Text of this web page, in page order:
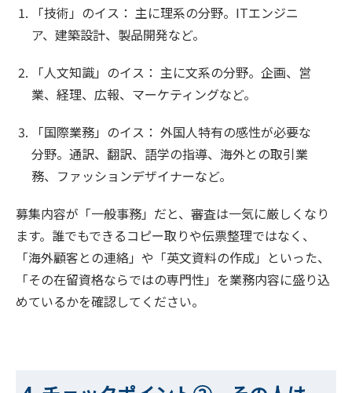
「技術」のイス： 主に理系の分野。ITエンジニ
ア、建築設計、製品開発など。
「人文知識」のイス： 主に文系の分野。企画、営
業、経理、広報、マーケティングなど。
「国際業務」のイス： 外国人特有の感性が必要な
分野。通訳、翻訳、語学の指導、海外との取引業
務、ファッションデザイナーなど。
募集内容が「一般事務」だと、審査は一気に厳しくなり
ます。誰でもできるコピー取りや伝票整理ではなく、
「海外顧客との連絡」や「英文資料の作成」といった、
「その在留資格ならではの専門性」を業務内容に盛り込
めているかを確認してください。